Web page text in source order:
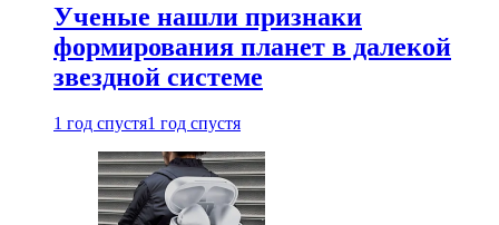
Ученые нашли признаки
формирования планет в далекой
звездной системе
1 год спустя1 год спустя